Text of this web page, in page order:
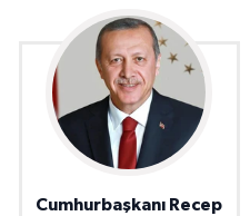
Cumhurbaşkanı Recep